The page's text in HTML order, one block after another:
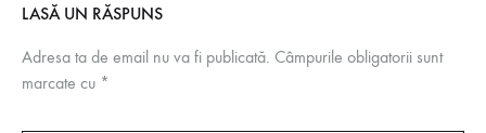
LASĂ UN RĂSPUNS
Adresa ta de email nu va fi publicată. Câmpurile obligatorii sunt
marcate cu *